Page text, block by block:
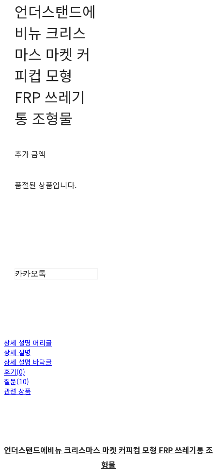
언더스탠드에
비뉴 크리스
마스 마켓 커
피컵 모형
FRP 쓰레기
통 조형물
추가 금액
품절된 상품입니다.
카카오톡
상세 설명 머리글
상세 설명
상세 설명 바닥글
후기(0)
질문(10)
관련 상품
언더스탠드에비뉴 크리스마스 마켓 커피컵 모형 FRP 쓰레기통 조
형물